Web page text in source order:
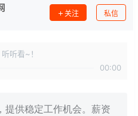
关注 私信
听看~！
00:00
提供稳定工作机会。薪资